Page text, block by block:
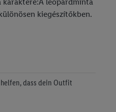
kiegészítőkben.
dass dein Outfit